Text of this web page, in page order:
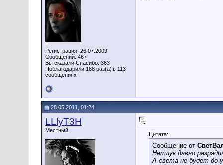
Регистрация: 26.07.2009
Сообщений: 467
Вы сказали Спасибо: 363
Поблагодарили 188 раз(а) в 113
сообщениях
28.05.2011, 01:24
LLlyT3H
Местный
Цитата:
Сообщение от
Нетлук давно
А света не будет до